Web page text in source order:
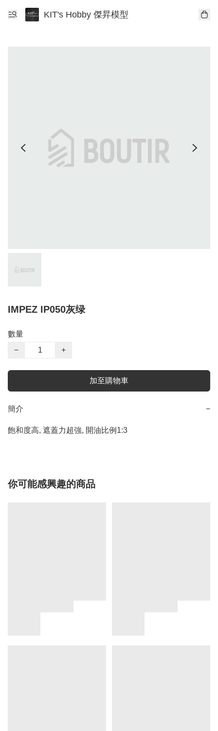
KIT's Hobby 傑昇模型
IMPEZ IP050灰绿
數量
−
+
加至購物車
簡介 −
飽和度高, 遮蓋力超強, 開油比例1:3
你可能感興趣的商品